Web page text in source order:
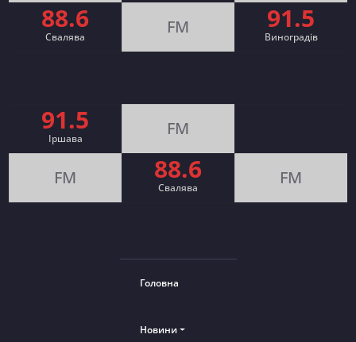
88.6
Свалява FM 91.5
Виноградів
91.5
Іршава FM
FM 88.6
Cвалява FM
Головна
Новини